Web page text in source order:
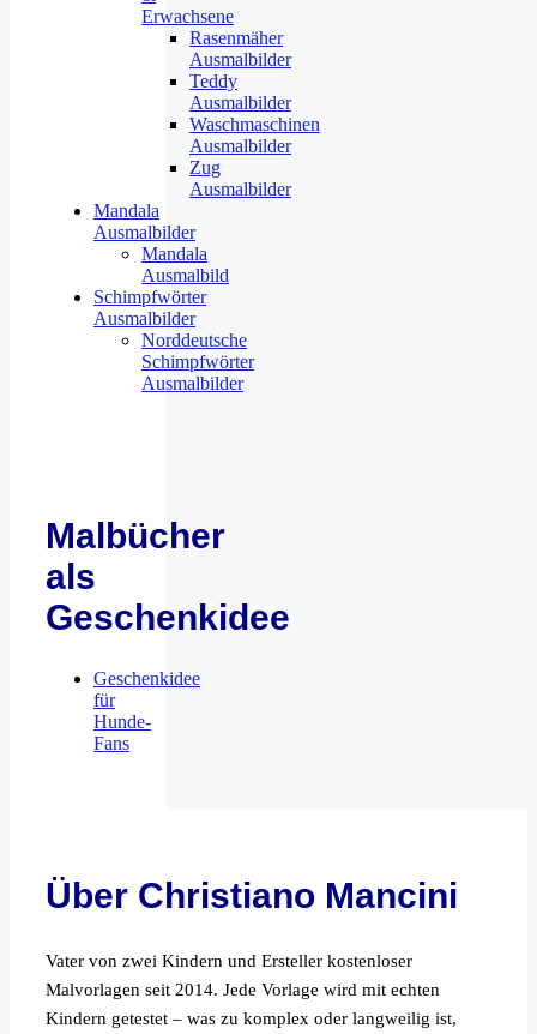
Erwachsene
Rasenmäher
Ausmalbilder
Teddy
Ausmalbilder
Waschmaschinen
Ausmalbilder
Zug
Ausmalbilder
Mandala
Ausmalbilder
Mandala
Ausmalbild
Schimpfwörter
Ausmalbilder
Norddeutsche
Schimpfwörter
Ausmalbilder
Malbücher
als
Geschenkidee
Geschenkidee
für
Hunde-
Fans
Über Christiano Mancini
Vater von zwei Kindern und Ersteller kostenloser
Malvorlagen seit 2014. Jede Vorlage wird mit echten
Kindern getestet – was zu komplex oder langweilig ist,